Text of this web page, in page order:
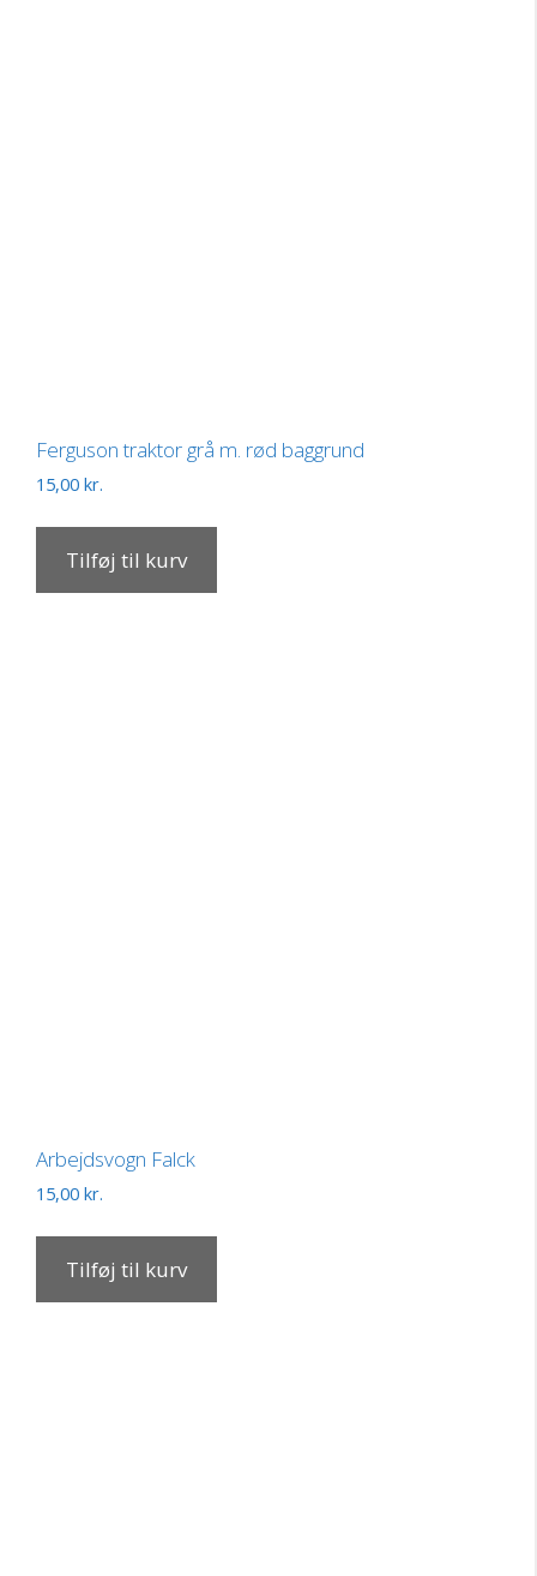
Ferguson traktor grå m. rød baggrund
15,00 kr.
Tilføj til kurv
Arbejdsvogn Falck
15,00 kr.
Tilføj til kurv